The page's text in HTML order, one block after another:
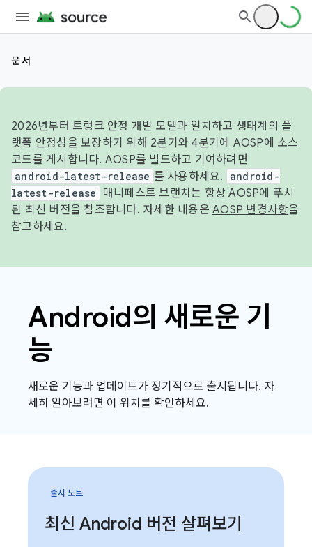
문서
2026년부터 트렁크 안정 개발 모델과 일치하고 생태계의 플
랫폼 안정성을 보장하기 위해 2분기와 4분기에 AOSP에 소스
코드를 게시합니다. AOSP를 빌드하고 기여하려면
android-latest-release 를 사용하세요.
android-
latest-release
매니페스트 브랜치는 항상 AOSP에 푸시
된 최신 버전을 참조합니다. 자세한 내용은 AOSP 변경사항을
참고하세요.
Android의 새로운 기
능
새로운 기능과 업데이트가 정기적으로 출시됩니다. 자
세히 알아보려면 이 위치를 확인하세요.
출시 노트
최신 Android 버전 살펴보기